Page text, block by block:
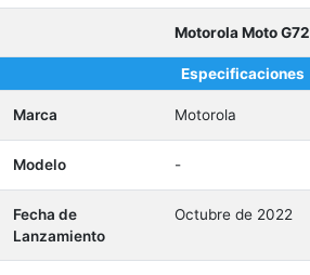
Motorola Moto G72
Especificaciones
Marca Motorola
Modelo -
Fecha de
Lanzamiento
Octubre de 2022